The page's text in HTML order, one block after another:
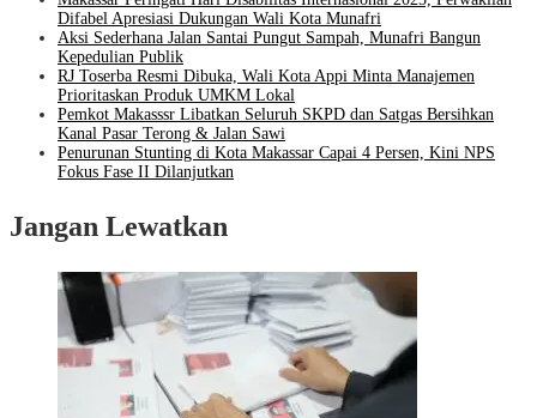
Difabel Apresiasi Dukungan Wali Kota Munafri
Aksi Sederhana Jalan Santai Pungut Sampah, Munafri Bangun
Kepedulian Publik
RJ Toserba Resmi Dibuka, Wali Kota Appi Minta Manajemen
Prioritaskan Produk UMKM Lokal
Pemkot Makasssr Libatkan Seluruh SKPD dan Satgas Bersihkan
Kanal Pasar Terong & Jalan Sawi
Penurunan Stunting di Kota Makassar Capai 4 Persen, Kini NPS
Fokus Fase II Dilanjutkan
Jangan Lewatkan